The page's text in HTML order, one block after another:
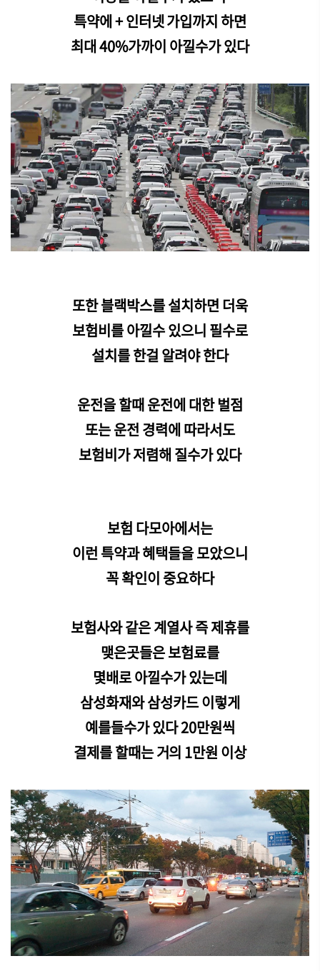
특약에 + 인터넷 가입까지 하면
최대 40%가까이 아낄수가 있다
또한 블랙박스를 설치하면 더욱
보험비를 아낄수 있으니 필수로
설치를 한걸 알려야 한다
운전을 할때 운전에 대한 벌점
또는 운전 경력에 따라서도
보험비가 저렴해 질수가 있다
보험 다모아에서는
이런 특약과 혜택들을 모았으니
꼭 확인이 중요하다
보험사와 같은 계열사 즉 제휴를
맺은곳들은 보험료를
몇배로 아낄수가 있는데
삼성화재와 삼성카드 이렇게
예를들수가 있다 20만원씩
결제를 할때는 거의 1만원 이상